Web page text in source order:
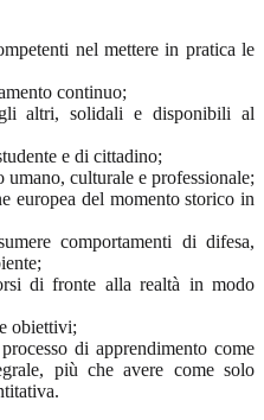
nel mettere in pratica le
continuo;
altri, solidali e disponibili al
e di cittadino;
umano, culturale e professionale;
europea del momento storico in
comportamenti di difesa,
di fronte alla realtà in modo
obiettivi;
di apprendimento come
più che avere come solo